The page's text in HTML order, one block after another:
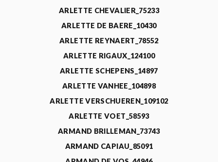
ARLETTE CHEVALIER_75233
ARLETTE DE BAERE_10430
ARLETTE REYNAERT_78552
ARLETTE RIGAUX_124100
ARLETTE SCHEPENS_14897
ARLETTE VANHEE_104898
ARLETTE VERSCHUEREN_109102
ARLETTE VOET_58593
ARMAND BRILLEMAN_73743
ARMAND CAPIAU_85091